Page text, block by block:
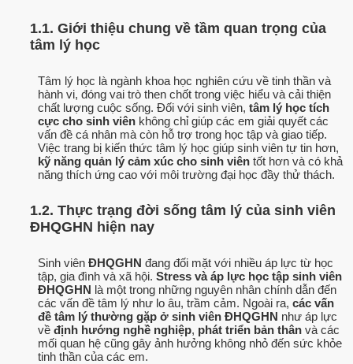
1.1. Giới thiệu chung về tầm quan trọng của
tâm lý học
Tâm lý học là ngành khoa học nghiên cứu về tinh thần và
hành vi, đóng vai trò then chốt trong việc hiểu và cải thiện
chất lượng cuộc sống. Đối với sinh viên, tâm lý học tích
cực cho sinh viên không chỉ giúp các em giải quyết các
vấn đề cá nhân mà còn hỗ trợ trong học tập và giao tiếp.
Việc trang bị kiến thức tâm lý học giúp sinh viên tự tin hơn,
kỹ năng quản lý cảm xúc cho sinh viên tốt hơn và có khả
năng thích ứng cao với môi trường đại học đầy thử thách.
1.2. Thực trạng đời sống tâm lý của sinh viên
ĐHQGHN hiện nay
Sinh viên ĐHQGHN đang đối mặt với nhiều áp lực từ học
tập, gia đình và xã hội. Stress và áp lực học tập sinh viên
ĐHQGHN là một trong những nguyên nhân chính dẫn đến
các vấn đề tâm lý như lo âu, trầm cảm. Ngoài ra, các vấn
đề tâm lý thường gặp ở sinh viên ĐHQGHN như áp lực
về định hướng nghề nghiệp, phát triển bản thân và các
mối quan hệ cũng gây ảnh hưởng không nhỏ đến sức khỏe
tinh thần của các em.